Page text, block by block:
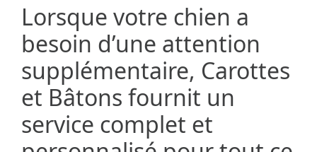
Lorsque votre chien a
besoin d’une attention
supplémentaire, Carottes
et Bâtons fournit un
service complet et